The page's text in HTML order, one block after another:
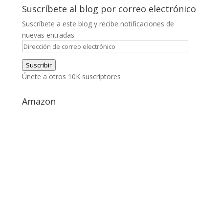
Suscríbete al blog por correo electrónico
Suscríbete a este blog y recibe notificaciones de
nuevas entradas.
Dirección
correo
electrónico
Suscribir
Únete a otros 10K suscriptores
Amazon